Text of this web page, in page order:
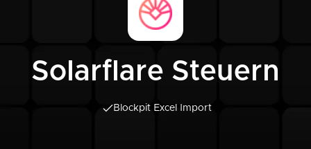
Solarflare Steuern
Blockpit Excel Import